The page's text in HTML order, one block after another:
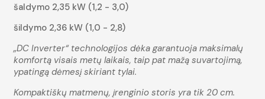
šaldymo 2,35 kW (1,2 - 3,0)
šildymo 2,36 kW (1,0 - 2,8)
„DC Inverter“ technologijos dėka garantuoja maksimalų
komfortą visais metų laikais, taip pat mažą suvartojimą,
ypatingą dėmesį skiriant tylai.
Kompaktiškų matmenų, įrenginio storis yra tik 20 cm.